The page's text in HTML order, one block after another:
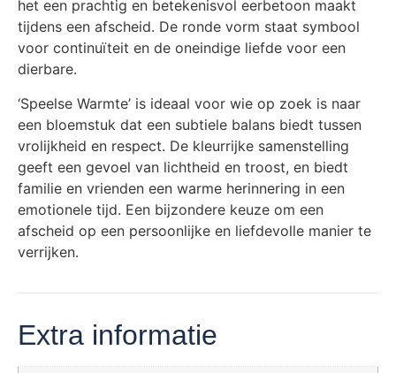
het een prachtig en betekenisvol eerbetoon maakt
tijdens een afscheid. De ronde vorm staat symbool
voor continuïteit en de oneindige liefde voor een
dierbare.
‘Speelse Warmte’ is ideaal voor wie op zoek is naar
een bloemstuk dat een subtiele balans biedt tussen
vrolijkheid en respect. De kleurrijke samenstelling
geeft een gevoel van lichtheid en troost, en biedt
familie en vrienden een warme herinnering in een
emotionele tijd. Een bijzondere keuze om een
afscheid op een persoonlijke en liefdevolle manier te
verrijken.
Extra informatie